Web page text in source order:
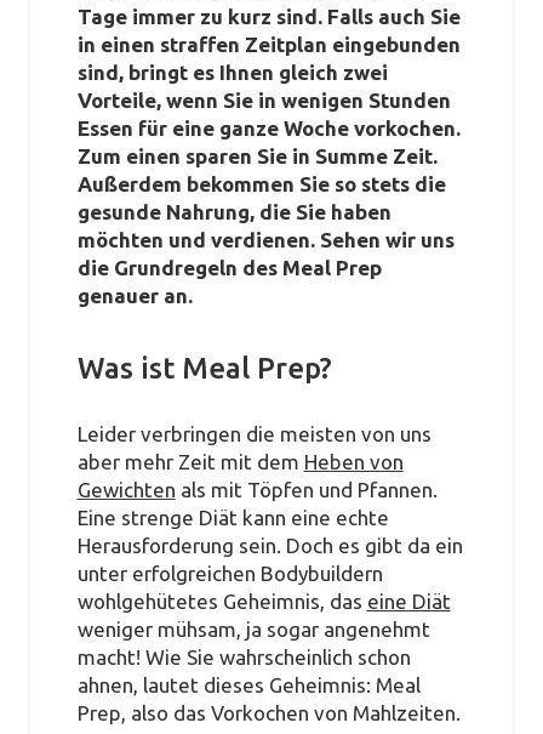
Tage immer zu kurz sind. Falls auch Sie
in einen straffen Zeitplan eingebunden
sind, bringt es Ihnen gleich zwei
Vorteile, wenn Sie in wenigen Stunden
Essen für eine ganze Woche vorkochen.
Zum einen sparen Sie in Summe Zeit.
Außerdem bekommen Sie so stets die
gesunde Nahrung, die Sie haben
möchten und verdienen. Sehen wir uns
die Grundregeln des Meal Prep
genauer an.
Was ist Meal Prep?
Leider verbringen die meisten von uns
aber mehr Zeit mit dem Heben von
Gewichten als mit Töpfen und Pfannen.
Eine strenge Diät kann eine echte
Herausforderung sein. Doch es gibt da ein
unter erfolgreichen Bodybuildern
wohlgehütetes Geheimnis, das eine Diät
weniger mühsam, ja sogar angenehmt
macht! Wie Sie wahrscheinlich schon
ahnen, lautet dieses Geheimnis: Meal
Prep, also das Vorkochen von Mahlzeiten.